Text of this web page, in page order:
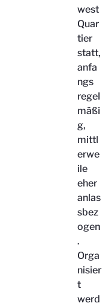
west
Quar
tier
statt,
anfa
ngs
regel
mäßi
g,
mittl
erwe
ile
eher
anlas
sbez
ogen
.
Orga
nisier
t
werd